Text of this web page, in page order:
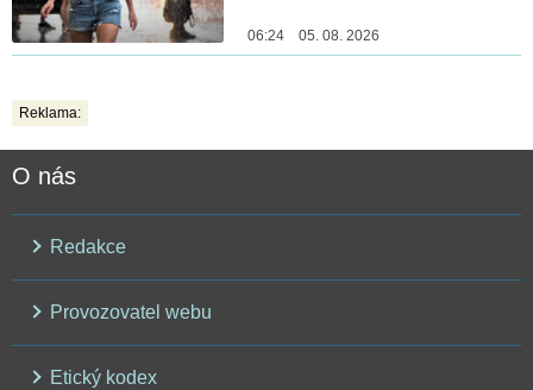
06:24 05. 08. 2026
Reklama:
O nás
Redakce
Provozovatel webu
Etický kodex